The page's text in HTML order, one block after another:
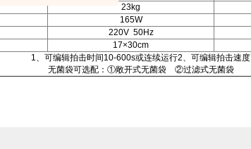
23kg
165W
220V 50Hz
17×30cm
1、可编辑拍击时间10-600s或连续运行2、可编辑拍击速度
无菌袋可选配：①敞开式无菌袋 ②过滤式无菌袋